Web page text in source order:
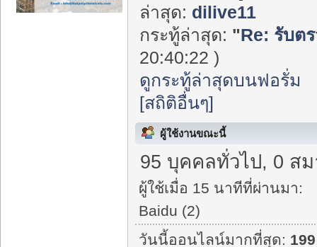
ล่าสุด: dilive11
กระทู้ล่าสุด: "Re: รับต
20:40:22 )
ดูกระทู้ล่าสุดบนฟอรั่ม
[สถิติอื่นๆ]
ผู้ใช้งานขณะนี้
95 บุคคลทั่วไป, 0 ส
ผู้ใช้เมื่อ 15 นาทีที่ผ่านมา:
Baidu (2)
วันนี้ออนไลน์มากที่สุด: 199